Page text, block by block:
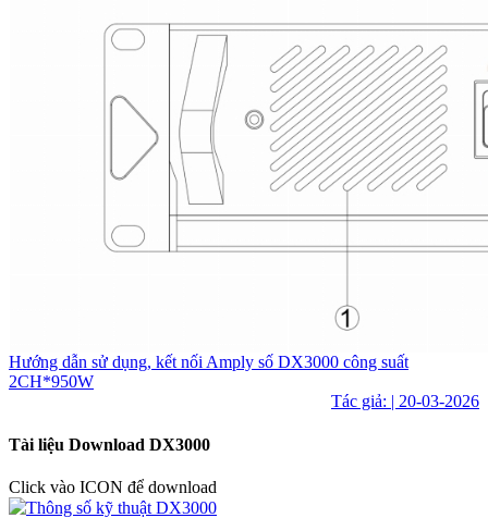
Hướng dẫn sử dụng, kết nối Amply số DX3000 công suất
2CH*950W
Tác giả: | 20-03-2026
Tài liệu Download DX3000
Click vào ICON để download